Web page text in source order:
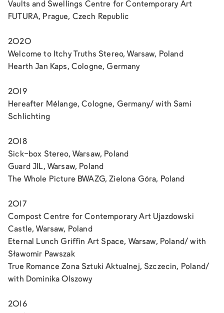
Vaults and Swellings Centre for Contemporary Art
FUTURA, Prague, Czech Republic
2020
Welcome to Itchy TruthsStereo, Warsaw, Poland
HearthJan Kaps, Cologne, Germany
2019
Hereafter Mélange, Cologne, Germany/ with Sami
Schlichting
2018
Sick-box Stereo, Warsaw, Poland
GuardJIL, Warsaw, Poland
The Whole Picture BWAZG, Zielona Góra, Poland
2017
CompostCentre for Contemporary Art Ujazdowski
Castle, Warsaw, Poland
Eternal LunchGriffin Art Space, Warsaw, Poland/ with
Sławomir Pawszak
True RomanceZona Sztuki Aktualnej, Szczecin, Poland/
with Dominika Olszowy
2016